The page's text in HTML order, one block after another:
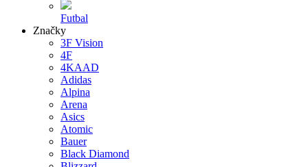
Futbal
Značky
3F Vision
4F
4KAAD
Adidas
Alpina
Arena
Asics
Atomic
Bauer
Black Diamond